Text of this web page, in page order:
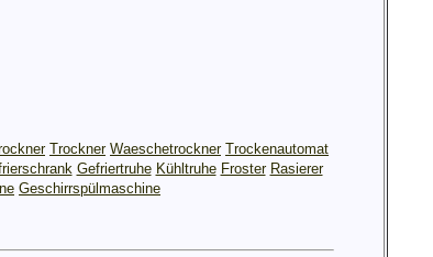
Trockner Waeschetrockner Trockenautomat
Gefriertruhe Kühltruhe Froster Rasierer
Geschirrspülmaschine